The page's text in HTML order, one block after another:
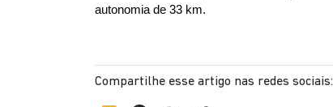
autonomia de 33 km.
Compartilhe esse artigo nas redes sociais: